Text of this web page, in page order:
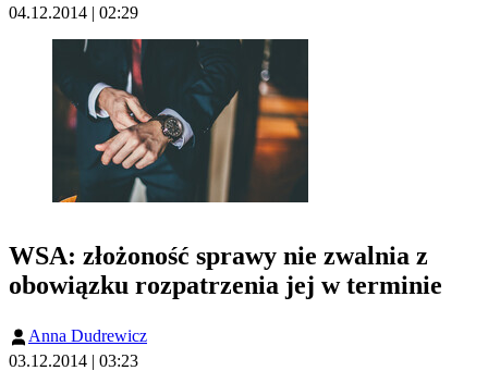
04.12.2014 | 02:29
WSA: złożoność sprawy nie zwalnia z
obowiązku rozpatrzenia jej w terminie
Anna Dudrewicz
03.12.2014 | 03:23